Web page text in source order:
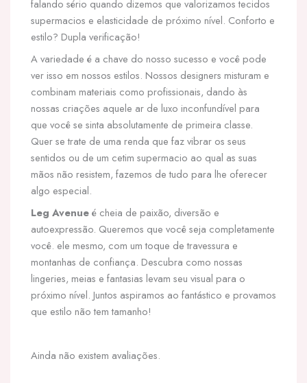
falando sério quando dizemos que valorizamos tecidos
supermacios e elasticidade de próximo nível. Conforto e
estilo? Dupla verificação!
A variedade é a chave do nosso sucesso e você pode
ver isso em nossos estilos. Nossos designers misturam e
combinam materiais como profissionais, dando às
nossas criações aquele ar de luxo inconfundível para
que você se sinta absolutamente de primeira classe.
Quer se trate de uma renda que faz vibrar os seus
sentidos ou de um cetim supermacio ao qual as suas
mãos não resistem, fazemos de tudo para lhe oferecer
algo especial.
Leg Avenueé cheia de paixão, diversão e
autoexpressão. Queremos que você seja completamente
você. ele mesmo, com um toque de travessura e
montanhas de confiança. Descubra como nossas
lingeries, meias e fantasias levam seu visual para o
próximo nível. Juntos aspiramos ao fantástico e provamos
que estilo não tem tamanho!
Ainda não existem avaliações.